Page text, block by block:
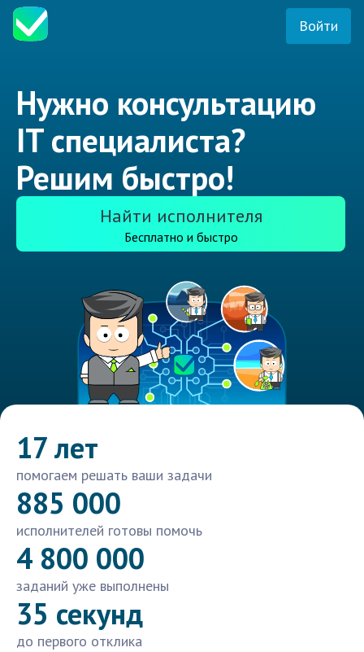
Войти
Нужно консультацию
IT специалиста?
Решим быстро!
Найти исполнителя
Бесплатно и быстро
17 лет
помогаем решать ваши задачи
885 000
исполнителей готовы помочь
4 800 000
заданий уже выполнены
35 секунд
до первого отклика